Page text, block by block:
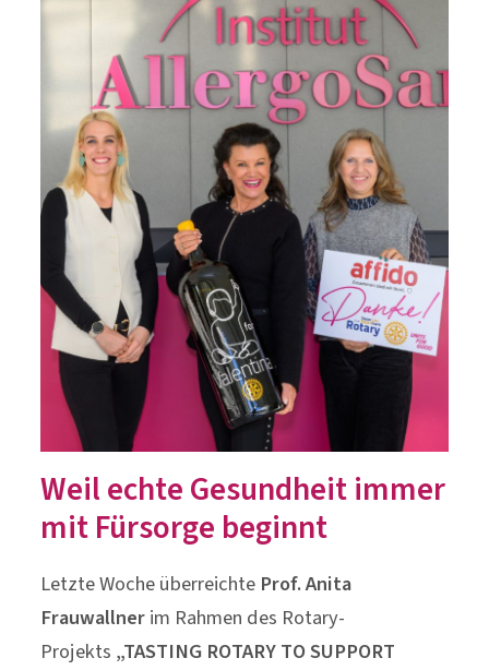
Weil echte Gesundheit immer
mit Fürsorge beginnt
Letzte Woche überreichte Prof. Anita
Frauwallnerim Rahmen des Rotary-
Projekts „TASTING ROTARY TO SUPPORT